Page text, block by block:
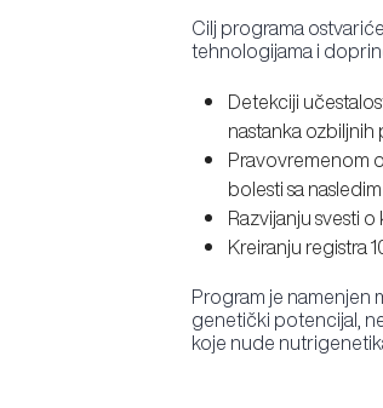
Cilj programa
tehnologijama i
Detekciji
nastanka
Pravovremenom
bolesti sa
Razvijanju svesti
Kreiranju registra
Program je namenjen
genetički potencijal,
koje nude